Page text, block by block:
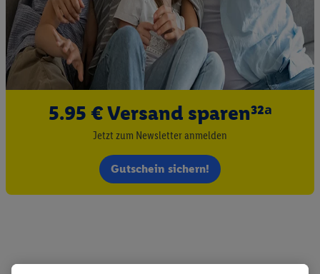
5.95 € Versand sparen³²ᵃ
Jetzt zum Newsletter anmelden
Gutschein sichern!